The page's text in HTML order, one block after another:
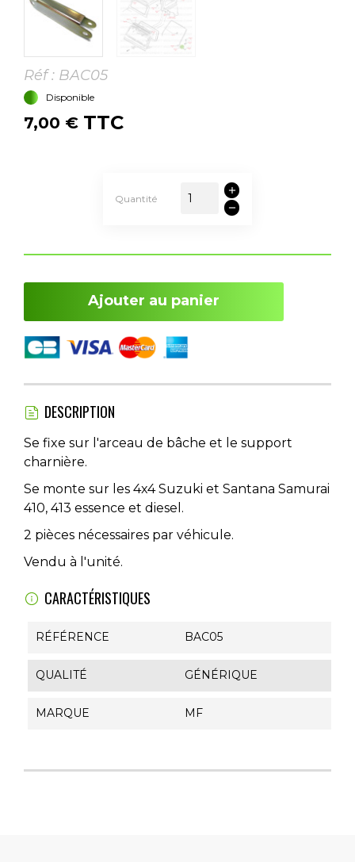
Réf : BAC05
Disponible
7,00 € TTC
Quantité
Ajouter au panier
DESCRIPTION
Se fixe sur l'arceau de bâche et le support
charnière.
Se monte sur les 4x4 Suzuki et Santana Samurai
410, 413 essence et diesel.
2 pièces nécessaires par véhicule.
Vendu à l'unité.
CARACTÉRISTIQUES
RÉFÉRENCE BAC05
QUALITÉ GÉNÉRIQUE
MARQUE MF